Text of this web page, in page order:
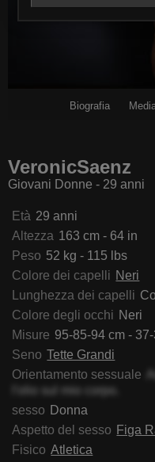
Biografia
VeronicSaenz
Giovani Donne - 29 anni
Età 29 anni
Altezza 163 cm - 64 in
Peso 52 kg - 115 lbs
Colore dei capelli Neri
Lunghezza dei capelli
Colore degli occhi Neri
Misure 95-85-94 cm -
Seno Tette Grandi
Orientamento sessuale
l'olio sul mio corpo.
sesso Donna
Aspetto del sesso Figa
Fisico Atletica